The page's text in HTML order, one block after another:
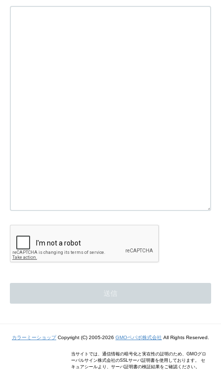
カラーミーショップCopyright (C) 2005-2026 GMOペパボ株式会社 All Rights Reserved.
当サイトでは、通信情報の暗号化と実在性の証明のため、GMOグロ
ーバルサイン株式会社のSSLサーバ証明書を使用しております。 セ
キュアシールより、サーバ証明書の検証結果をご確認ください。